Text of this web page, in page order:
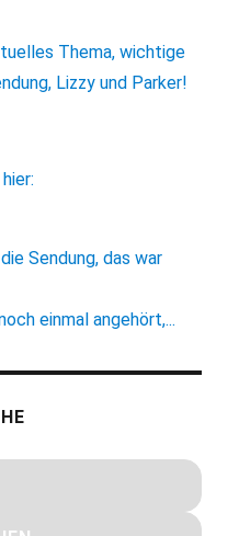
Thema, wichtige
Lizzy und Parker!
Sendung, das war
einmal angehört,...